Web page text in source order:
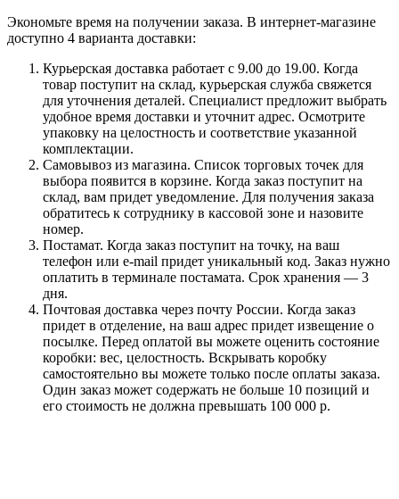
Экономьте время на получении заказа. В интернет-магазине
доступно 4 варианта доставки:
Курьерская доставка работает с 9.00 до 19.00. Когда
товар поступит на склад, курьерская служба свяжется
для уточнения деталей. Специалист предложит выбрать
удобное время доставки и уточнит адрес. Осмотрите
упаковку на целостность и соответствие указанной
комплектации.
Самовывоз из магазина. Список торговых точек для
выбора появится в корзине. Когда заказ поступит на
склад, вам придет уведомление. Для получения заказа
обратитесь к сотруднику в кассовой зоне и назовите
номер.
Постамат. Когда заказ поступит на точку, на ваш
телефон или e-mail придет уникальный код. Заказ нужно
оплатить в терминале постамата. Срок хранения — 3
дня.
Почтовая доставка через почту России. Когда заказ
придет в отделение, на ваш адрес придет извещение о
посылке. Перед оплатой вы можете оценить состояние
коробки: вес, целостность. Вскрывать коробку
самостоятельно вы можете только после оплаты заказа.
Один заказ может содержать не больше 10 позиций и
его стоимость не должна превышать 100 000 р.